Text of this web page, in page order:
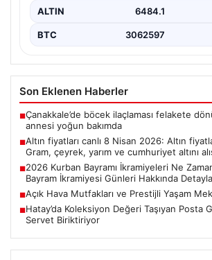
ALTIN 6484.1
BTC 3062597
Son Eklenen Haberler
■Çanakkale’de böcek ilaçlaması felakete
annesi yoğun bakımda
■Altın fiyatları canlı 8 Nisan 2026: Altın
Gram, çeyrek, yarım ve cumhuriyet altını
■2026 Kurban Bayramı İkramiyeleri Ne
Bayram İkramiyesi Günleri Hakkında
■Açık Hava Mutfakları ve Prestijli Yaşam
■Hatay’da Koleksiyon Değeri Taşıyan Posta
Servet Biriktiriyor